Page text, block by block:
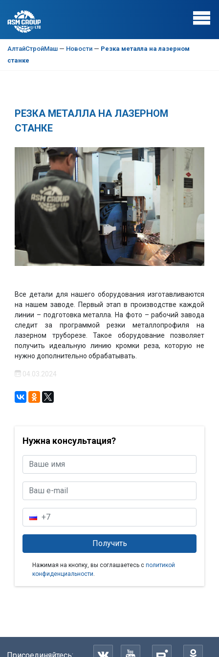
АлтайСтройМаш — Новости — Резка металла на лазерном
станке
РЕЗКА МЕТАЛЛА НА ЛАЗЕРНОМ
СТАНКЕ
Все детали для нашего оборудования изготавливаются
на нашем заводе. Первый этап в производстве каждой
линии – подготовка металла. На фото – рабочий завода
следит за программой резки металлопрофиля на
лазерном труборезе. Такое оборудование позволяет
получить идеальную линию кромки реза, которую не
нужно дополнительно обрабатывать.
04.03.2024
Нужна консультация?
Нажимая на кнопку, вы соглашаетесь с политикой
конфиденциальности